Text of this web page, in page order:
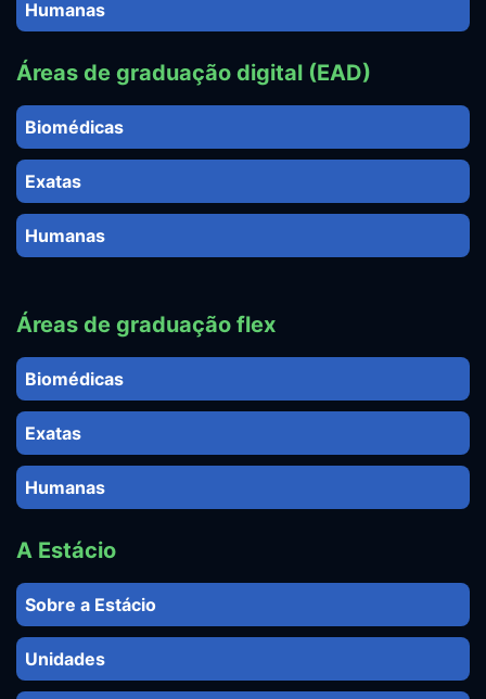
Humanas
Áreas de graduação digital (EAD)
Biomédicas
Exatas
Humanas
Áreas de graduação flex
Biomédicas
Exatas
Humanas
A Estácio
Sobre a Estácio
Unidades